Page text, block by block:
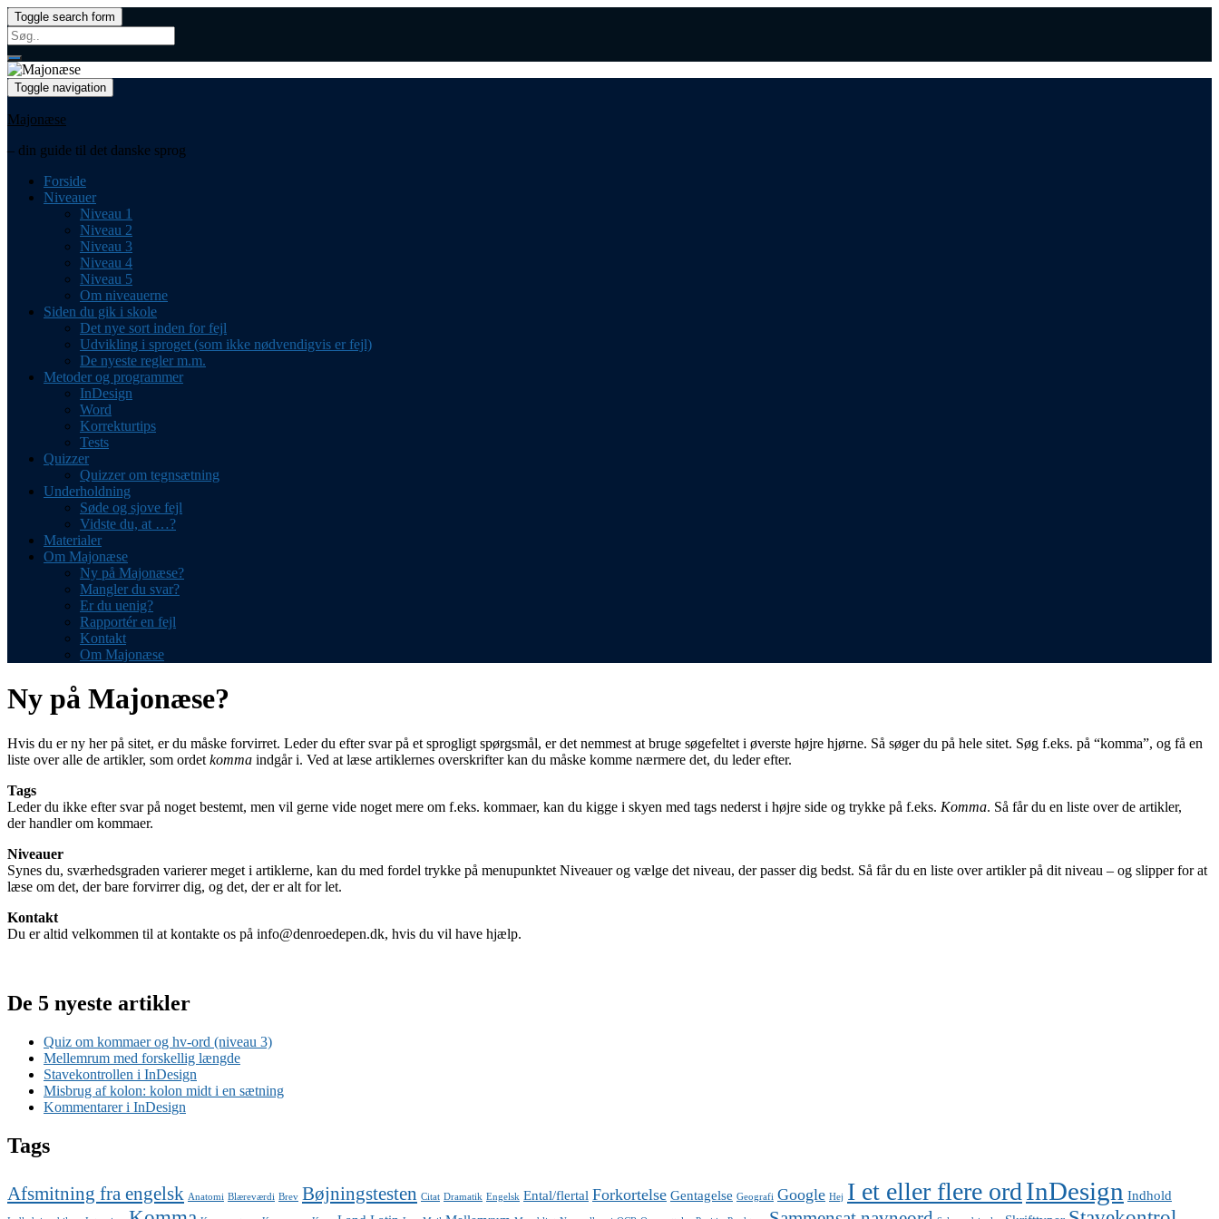
Toggle search form
Search
for:
Toggle navigation
Majonæse
– din guide til det danske sprog
Forside
Niveauer
Niveau 1
Niveau 2
Niveau 3
Niveau 4
Niveau 5
Om niveauerne
Siden du gik i skole
Det nye sort inden for fejl
Udvikling i sproget (som ikke nødvendigvis er fejl)
De nyeste regler m.m.
Metoder og programmer
InDesign
Word
Korrekturtips
Tests
Quizzer
Quizzer om tegnsætning
Underholdning
Søde og sjove fejl
Vidste du, at …?
Materialer
Om Majonæse
Ny på Majonæse?
Mangler du svar?
Er du uenig?
Rapportér en fejl
Kontakt
Om Majonæse
Ny på Majonæse?
Hvis du er ny her på sitet, er du måske forvirret. Leder du efter svar på et sprogligt spørgsmål, er det nemmest at bruge søgefeltet i øverste højre hjørne. Så søger du på hele sitet. Søg f.eks. på “komma”, og få en
liste over alle de artikler, som ordet komma indgår i. Ved at læse artiklernes overskrifter kan du måske komme nærmere det, du leder efter.
Tags
Leder du ikke efter svar på noget bestemt, men vil gerne vide noget mere om f.eks. kommaer, kan du kigge i skyen med tags nederst i højre side og trykke på f.eks. Komma. Så får du en liste over de artikler,
der handler om kommaer.
Niveauer
Synes du, sværhedsgraden varierer meget i artiklerne, kan du med fordel trykke på menupunktet Niveauer og vælge det niveau, der passer dig bedst. Så får du en liste over artikler på dit niveau – og slipper for at
læse om det, der bare forvirrer dig, og det, der er alt for let.
Kontakt
Du er altid velkommen til at kontakte os på info@denroedepen.dk, hvis du vil have hjælp.
De 5 nyeste artikler
Quiz om kommaer og hv-ord (niveau 3)
Mellemrum med forskellig længde
Stavekontrollen i InDesign
Misbrug af kolon: kolon midt i en sætning
Kommentarer i InDesign
Tags
Afsmitning fra engelsk Anatomi Blæreværdi Brev Bøjningstesten Citat Dramatik Engelsk Ental/flertal Forkortelse Gentagelse Geografi Google Hej I et eller flere ord InDesign Indhold